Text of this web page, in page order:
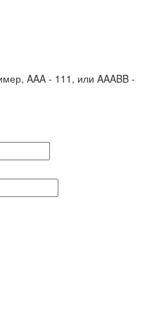
AAA - 111 , или AAABB -